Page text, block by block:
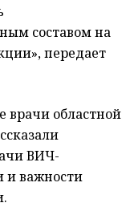
составом на
передает
врачи областной
ВИЧ-
и важности